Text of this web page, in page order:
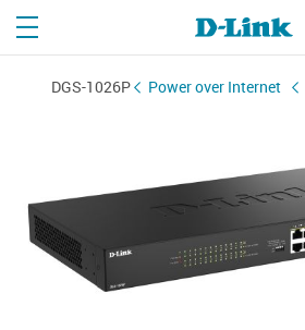
Power over Internet
DGS-1026P